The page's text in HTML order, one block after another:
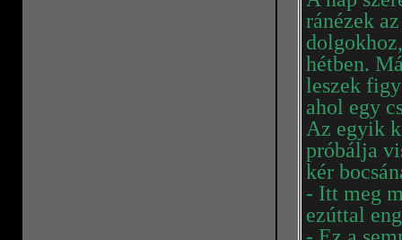
ránézek
hétben.
leszek
ahol egy
Az egyik
próbálja
kér
- Itt meg
ezúttal